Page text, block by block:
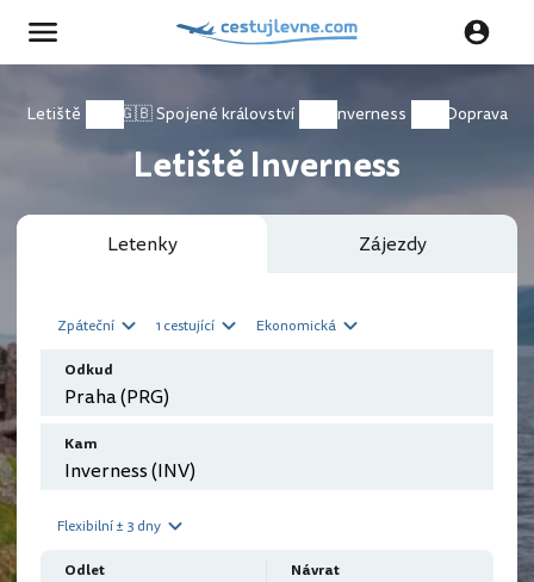
Letiště 🇬🇧 Spojené království Inverness Doprava
Letiště Inverness
Letenky Zájezdy
Zpáteční 1 cestující Ekonomická
Odkud
Kam
Flexibilní ± 3 dny
Odlet Návrat